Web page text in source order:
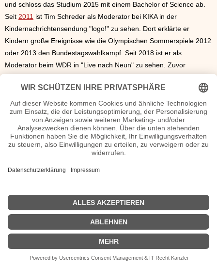
und schloss das Studium 2015 mit einem Bachelor of Science ab.
Seit 2011 ist Tim Schreder als Moderator bei KIKA in der
Kindernachrichtensendung "logo!" zu sehen. Dort erklärte er
Kindern große Ereignisse wie die Olympischen Sommerspiele 2012
oder 2013 den Bundestagswahlkampf. Seit 2018 ist er als
Moderator beim WDR in "Live nach Neun" zu sehen. Zuvor
seinem eigenen YouTube-Kanal. Außerdemveröffentlichte er 2017
mit seiner KolleginJennifer Sieglarein Sachbuch mit dem Titel "Ich
versteh die Welt nicht mehr". Inzwischen sind beide auch privat ein
Paar und haben 2019 geheiratet.
Tim Schreder Wiki, Herkunft, Geburtstag, verheiratet, Kinder
etc.
Wikipedia Seite
Sendungen mit Tim Schreder Filme
n.n.v.
| Biografie kurz | Personen Impressum|